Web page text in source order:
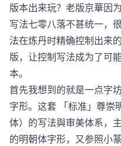
版本出来玩？老版京華因
写法七零八落不甚统一，
法在炼丹时精确控制出来
版，让控制写法成为了可
本。
首先我想到的就是一点字
字形。这套 「标准」尊崇
体）的写法與审美体系，
的明朝体字形，又参照小